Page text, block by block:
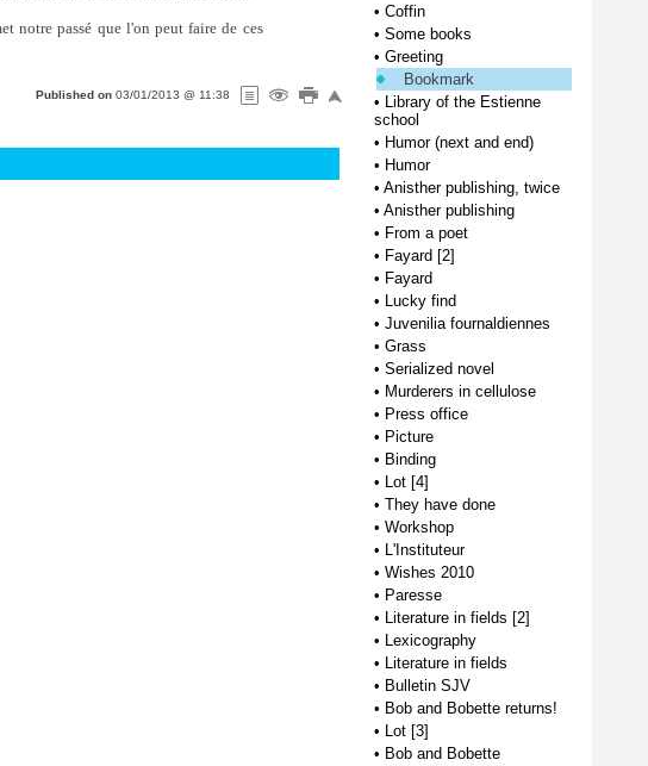
notre passé que l'on peut faire de ces
Published on 03/01/2013 @ 11:38
• Coffin
• Some books
• Greeting
Bookmark
• Library of the Estienne
school
• Humor (next and end)
• Humor
• Anisther publishing, twice
• Anisther publishing
• From a poet
• Fayard [2]
• Fayard
• Lucky find
• Juvenilia fournaldiennes
• Grass
• Serialized novel
• Murderers in cellulose
• Press office
• Picture
• Binding
• Lot [4]
• They have done
• Workshop
• L'Instituteur
• Wishes 2010
• Paresse
• Literature in fields [2]
• Lexicography
• Literature in fields
• Bulletin SJV
• Bob and Bobette returns!
• Lot [3]
• Bob and Bobette